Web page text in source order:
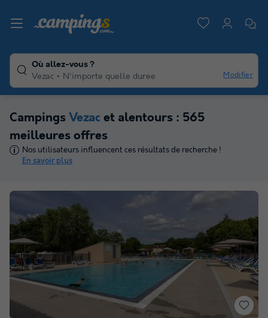
Où allez-vous ?
Vezac
N'importe quelle duree Modifier
Campings Vezac et alentours : 565
meilleures offres
Nos utilisateurs influencent ces résultats de recherche !
En savoir plus